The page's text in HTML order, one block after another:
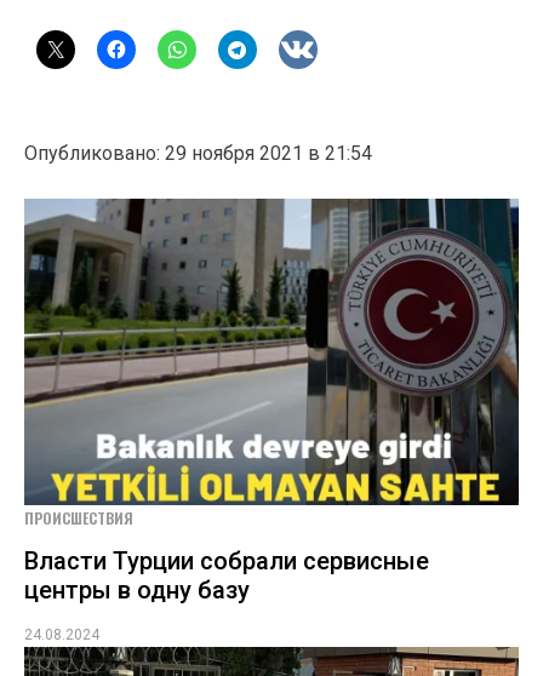
Опубликовано: 29 ноября 2021 в 21:54
ПРОИСШЕСТВИЯ
Власти Турции собрали сервисные
центры в одну базу
24.08.2024